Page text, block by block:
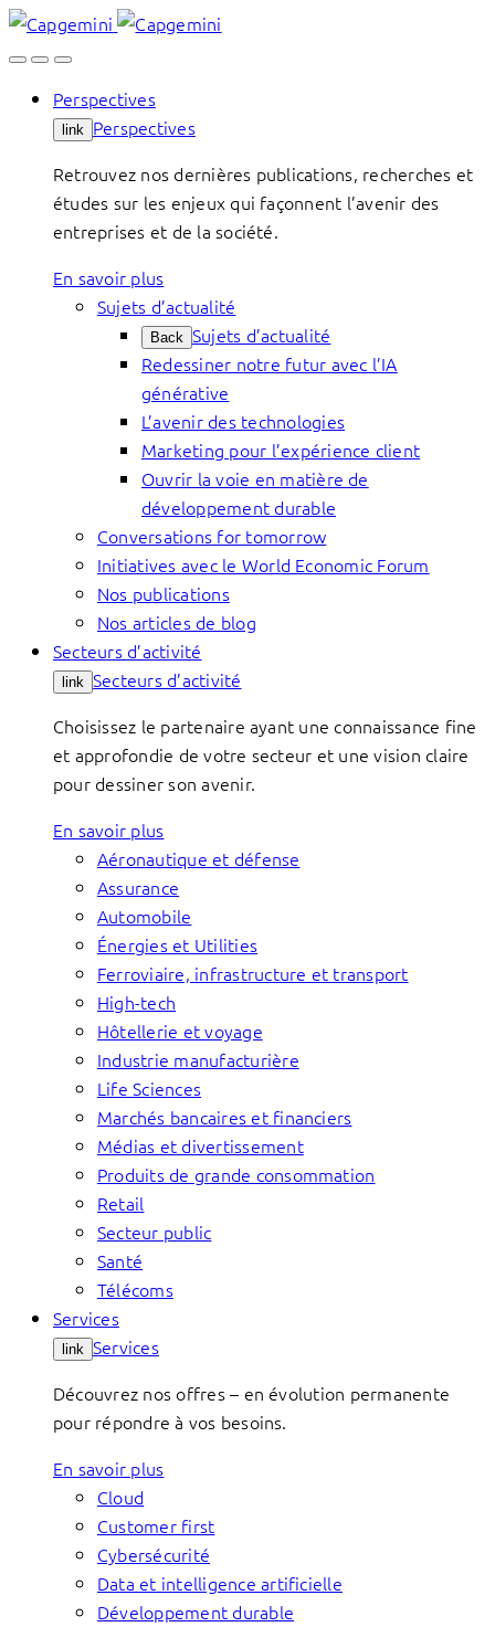
Skip
to
Perspectives
link Perspectives
Retrouvez nos dernières publications, recherches et
études sur les enjeux qui façonnent l’avenir des
entreprises et de la société.
En savoir plus
Sujets d’actualité
Back Sujets d’actualité
Redessiner notre futur avec l’IA
générative
L’avenir des technologies
Marketing pour l’expérience client
Ouvrir la voie en matière de
développement durable
Conversations for tomorrow
Initiatives avec le World Economic Forum
Nos publications
Nos articles de blog
Secteurs d’activité
link Secteurs d’activité
Choisissez le partenaire ayant une connaissance fine
et approfondie de votre secteur et une vision claire
pour dessiner son avenir.
En savoir plus
Aéronautique et défense
Assurance
Automobile
Énergies et Utilities
Ferroviaire, infrastructure et transport
High-tech
Hôtellerie et voyage
Industrie manufacturière
Life Sciences
Marchés bancaires et financiers
Médias et divertissement
Produits de grande consommation
Retail
Secteur public
Santé
Télécoms
Services
link Services
Découvrez nos offres – en évolution permanente
pour répondre à vos besoins.
En savoir plus
Cloud
Customer first
Cybersécurité
Data et intelligence artificielle
Développement durable